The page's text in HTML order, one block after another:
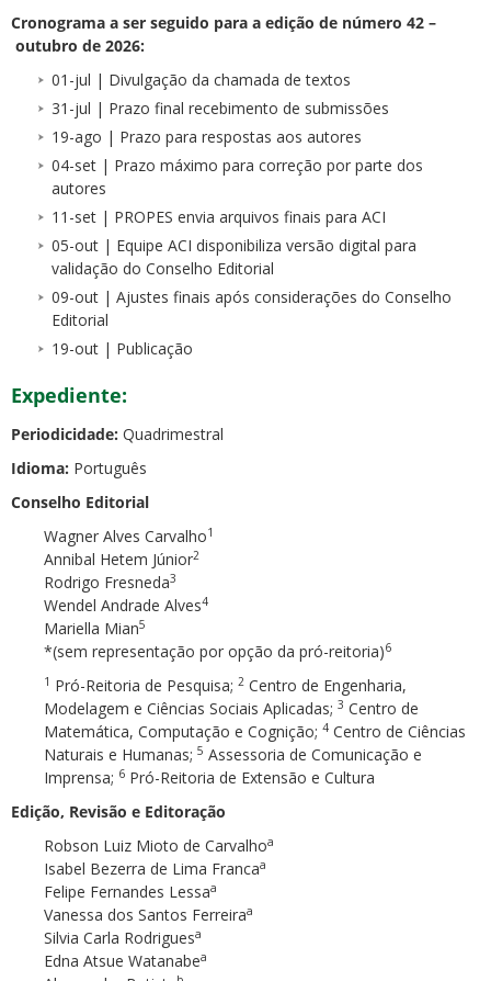
Cronograma a ser seguido para a edição de número 42 –
outubro de 2026:
01-jul | Divulgação da chamada de textos
31-jul | Prazo final recebimento de submissões
19-ago | Prazo para respostas aos autores
04-set | Prazo máximo para correção por parte dos
autores
11-set | PROPES envia arquivos finais para ACI
05-out | Equipe ACI disponibiliza versão digital para
validação do Conselho Editorial
09-out | Ajustes finais após considerações do Conselho
Editorial
19-out | Publicação
Expediente:
Periodicidade: Quadrimestral
Idioma: Português
Conselho Editorial
Wagner Alves Carvalho1
Annibal Hetem Júnior2
Rodrigo Fresneda3
Wendel Andrade Alves4
Mariella Mian5
*(sem representação por opção da pró-reitoria)6
1 Pró-Reitoria de Pesquisa; 2 Centro de Engenharia,
Modelagem e Ciências Sociais Aplicadas; 3 Centro de
Matemática, Computação e Cognição; 4 Centro de Ciências
Naturais e Humanas; 5 Assessoria de Comunicação e
Imprensa; 6 Pró-Reitoria de Extensão e Cultura
Edição, Revisão e Editoração
Robson Luiz Mioto de Carvalhoa
Isabel Bezerra de Lima Francaa
Felipe Fernandes Lessaa
Vanessa dos Santos Ferreiraa
Silvia Carla Rodriguesa
Edna Atsue Watanabea